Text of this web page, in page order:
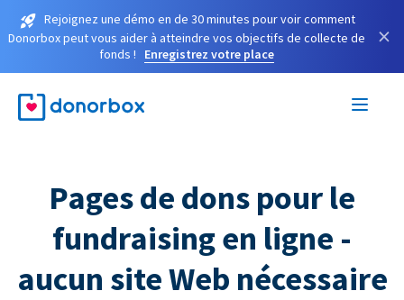
Rejoignez une démo en de 30 minutes pour voir comment
Donorbox peut vous aider à atteindre vos objectifs de collecte de
fonds !
Enregistrez votre place
×
Pages de dons pour le
fundraising en ligne -
aucun site Web nécessaire